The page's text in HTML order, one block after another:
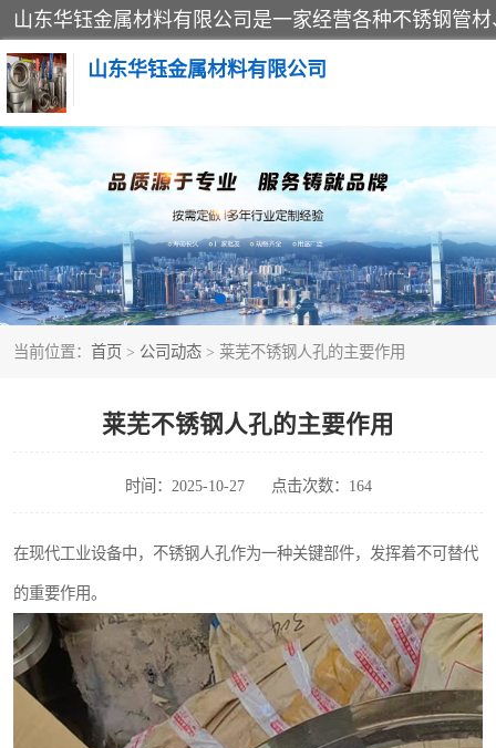
山东华钰金属材料有限公司
当前位置： 首页 > 公司动态 > 莱芜不锈钢人孔的主要作用
莱芜不锈钢人孔的主要作用
时间：2025-10-27 点击次数：164
在现代工业设备中，不锈钢人孔作为一种关键部件，发挥着不可替代
的重要作用。
不锈钢管
管件标准件
不锈钢人孔
不锈钢角钢
不锈钢板